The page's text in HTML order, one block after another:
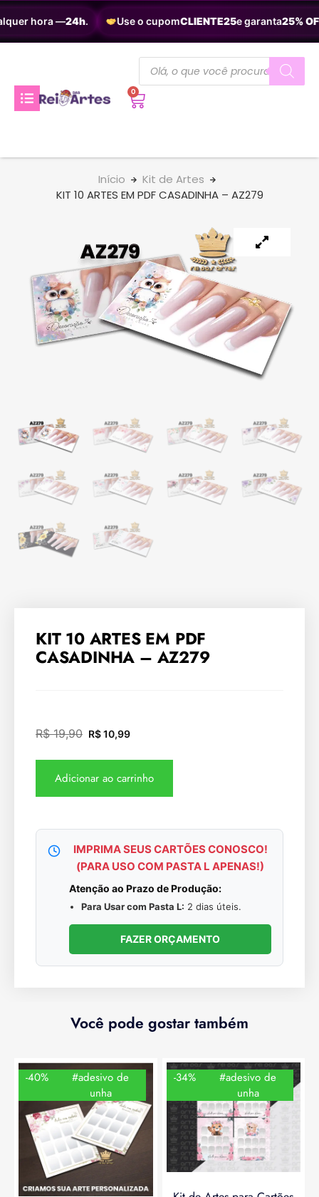
hora —24h. Use o cupomCLIENTE25e garanta25% OFF
0
Início
Kit de Artes
KIT 10 ARTES EM PDF CASADINHA – AZ279
KIT 10 ARTES EM PDF
CASADINHA – AZ279
R$19,90 R$10,99
Adicionar ao carrinho
IMPRIMA SEUS CARTÕES CONOSCO!
(PARA USO COM PASTA L APENAS!)
Atenção ao Prazo de Produção:
Para Usar com Pasta L: 2 dias úteis.
FAZER ORÇAMENTO
Você pode gostar também
-40%
#adesivo de
unha
-34%
#adesivo de
unha